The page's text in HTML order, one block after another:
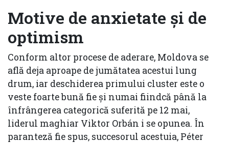
Motive de anxietate și de
optimism
Conform altor procese de aderare, Moldova se
află deja aproape de jumătatea acestui lung
drum, iar deschiderea primului cluster este o
veste foarte bună fie și numai fiindcă până la
înfrângerea categorică suferită pe 12 mai,
liderul maghiar Viktor Orbán i se opunea. În
paranteză fie spus, succesorul acestuia, Péter